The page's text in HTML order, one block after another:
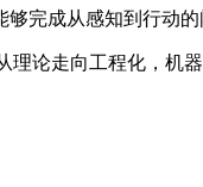
完成从感知到行动的
理论走向工程化，机